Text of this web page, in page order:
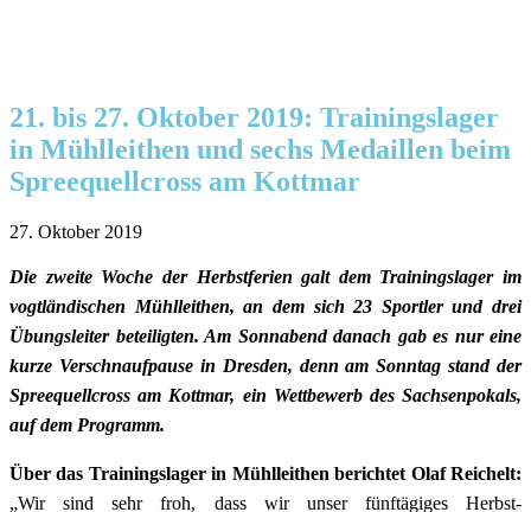
21. bis 27. Oktober 2019: Trainingslager
in Mühlleithen und sechs Medaillen beim
Spreequellcross am Kottmar
27. Oktober 2019
Die zweite Woche der Herbstferien galt dem Trainingslager im
vogtländischen Mühlleithen, an dem sich 23 Sportler und drei
Übungsleiter beteiligten. Am Sonnabend danach gab es nur eine
kurze Verschnaufpause in Dresden, denn am Sonntag stand der
Spreequellcross am Kottmar, ein Wettbewerb des Sachsenpokals,
auf dem Programm.
Über das Trainingslager in Mühlleithen berichtet Olaf Reichelt:
„Wir sind sehr froh, dass wir unser fünftägiges Herbst-